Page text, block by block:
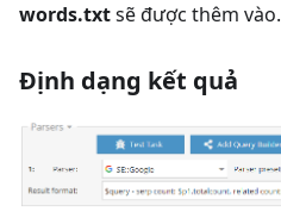
words.txtsẽ được thêm vào.
Định dạng kết quả